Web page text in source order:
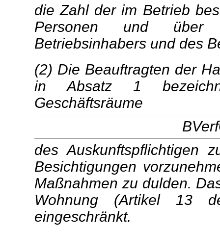
die Zahl der im Betrieb
Personen und über
Betriebsinhabers und des
(2) Die Beauftragten der
in Absatz 1
Geschäftsräume
des Auskunftspflichtigen
Besichtigungen
Maßnahmen zu dulden.
Wohnung (Artikel 13
eingeschränkt.